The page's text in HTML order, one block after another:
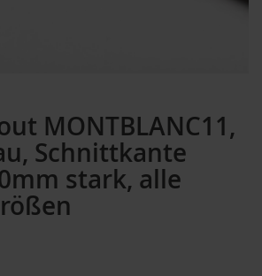
MONTBLANC11,
Schnittkante
stark, alle